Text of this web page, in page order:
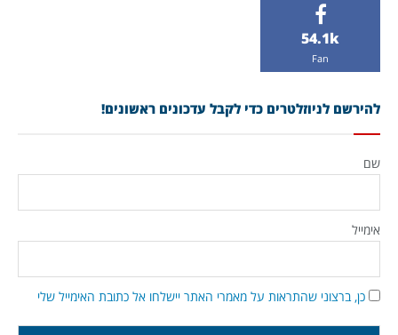
54.1k
Fan
להירשם לניוזלטרים כדי לקבל עדכונים ראשונים!
שם
אימייל
כן, ברצוני שהתראות על מאמרי האתר יישלחו אל כתובת האימייל שלי